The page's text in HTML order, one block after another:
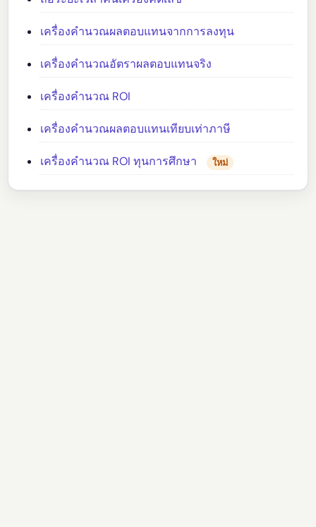
เครื่องคำนวณผลตอบแทนจากการลงทุน
เครื่องคำนวณอัตราผลตอบแทนจริง
เครื่องคำนวณ ROI
เครื่องคำนวณผลตอบแทนเทียบเท่าภาษี
เครื่องคำนวณ ROI ทุนการศึกษา ใหม่